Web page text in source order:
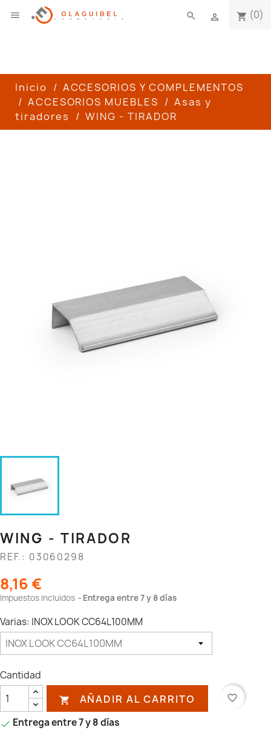
 shopping_cart (0)

search
Inicio
ACCESORIOS Y COMPLEMENTOS
ACCESORIOS MUEBLES
Asas y
tiradores
WING - TIRADOR
WING - TIRADOR
REF.: 03060298
8,16 €
Impuestos incluidos Entrega entre 7 y 8 días
Varias: INOX LOOK CC64L100MM
Cantidad
 AÑADIR AL CARRITO favorite_border
 Entrega entre 7 y 8 días